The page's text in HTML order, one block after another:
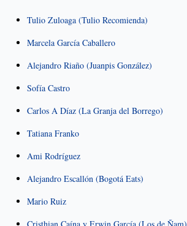
Tulio Zuloaga (Tulio Recomienda)
Marcela García Caballero
Alejandro Riaño (Juanpis González)
Sofía Castro
Carlos A Díaz (La Granja del Borrego)
Tatiana Franko
Ami Rodríguez
Alejandro Escallón (Bogotá Eats)
Mario Ruiz